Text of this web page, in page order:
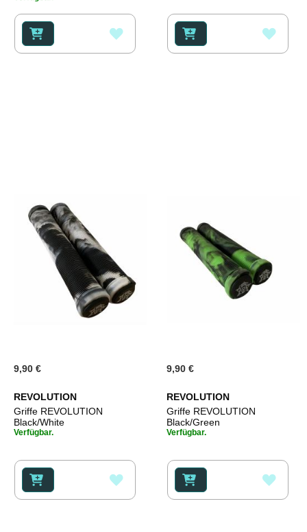
WUNSCHLISTE
9,90 €
REVOLUTION
Griffe REVOLUTION
Black/White
Verfügbar.
WUNSCHLISTE
9,90 €
REVOLUTION
Griffe REVOLUTION
Black/Green
Verfügbar.